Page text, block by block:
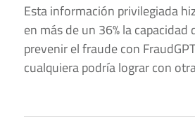
Esta información privilegiada
en más de un 36% la capacidad
prevenir el fraude con
cualquiera podría lograr con